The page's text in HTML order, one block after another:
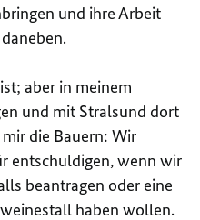
und ihre Arbeit
aber in meinem
und mit Stralsund dort
die Bauern: Wir
entschuldigen, wenn wir
beantragen oder eine
haben wollen.